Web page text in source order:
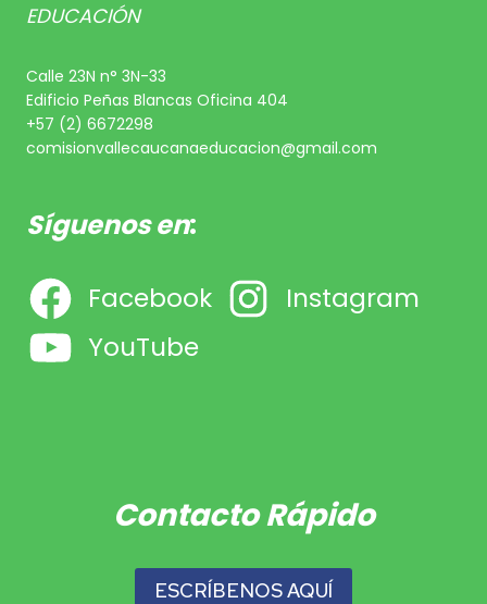
EDUCACIÓN
Calle 23N n° 3N-33
Edificio Peñas Blancas Oficina 404
+57 (2) 6672298
comisionvallecaucanaeducacion@gmail.com
Síguenos en:
Facebook
Instagram
YouTube
Contacto Rápido
ESCRÍBENOS AQUÍ